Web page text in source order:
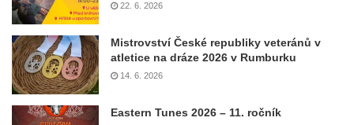
22. 6. 2026
Mistrovství České republiky veteránů v
atletice na dráze 2026 v Rumburku
14. 6. 2026
Eastern Tunes 2026 – 11. ročník